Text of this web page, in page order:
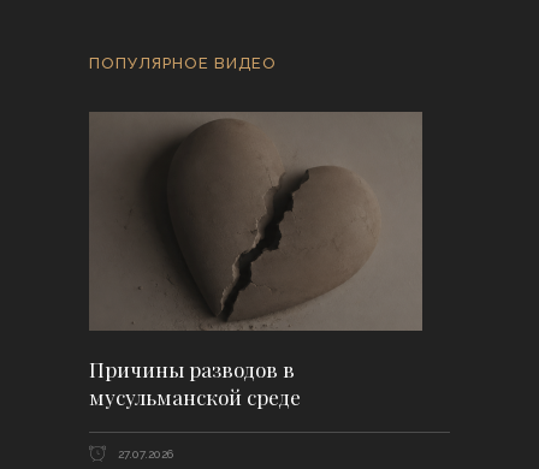
ПОПУЛЯРНОЕ ВИДЕО
Причины разводов в
мусульманской среде
27.07.2026